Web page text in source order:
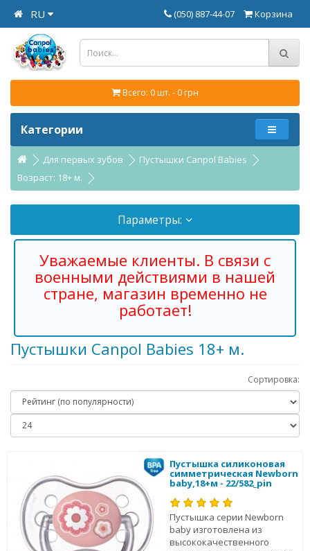
RU Корзина
(050) 887-44-07
Всего: 0 шт. - 0 грн
Категории
Для первых зубов
Пустышки Canpol Babies
Возраст: 18+ м.
Параметры:
Уважаемые клиенты. В связи с
военными действиями в нашей
стране, магазин временно не
работает!
Пустышки Canpol Babies 18+ м.
Сортировка:
Пустышка силиконовая
симметрическая Newborn
baby,18+м - 22/582_pin
Пустышка серии Newborn
baby изготовлена из
высококачественного